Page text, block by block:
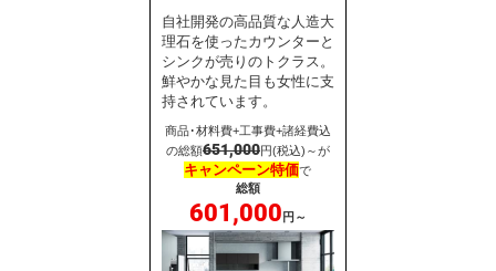
自社開発の高品質な人造大
理石を使ったカウンターと
シンクが売りのトクラス。
鮮やかな見た目も女性に支
持されています。
商品･材料費+工事費+諸経費込
の総額651,000円(税込)～が
キャンペーン特価で
総額
601,000 円～